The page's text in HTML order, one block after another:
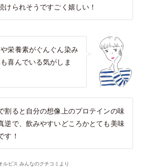
けられそうですごく嬉しい！
栄養素がぐんぐん染み
喜んでいる気がしま
割ると自分の想像上のプロテインの味
逆で、飲みやすいどころかとても美味
す！
ルビス みんなのクチコミより